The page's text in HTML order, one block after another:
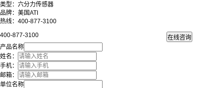
类型：六分力传感器
品牌：美国ATI
热线：400-877-3100
400-877-3100
产品名称
姓名：
手机：
邮箱：
单位名称